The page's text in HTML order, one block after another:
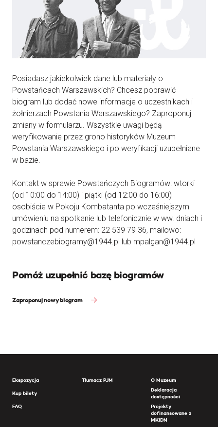
Posiadasz jakiekolwiek dane lub materiały o
Powstańcach Warszawskich? Chcesz poprawić
biogram lub dodać nowe informacje o uczestnikach i
żołnierzach Powstania Warszawskiego? Zaproponuj
zmiany w formularzu. Wszystkie uwagi będą
weryfikowanie przez grono historyków Muzeum
Powstania Warszawskiego i po weryfikacji uzupełniane
w bazie.
Kontakt w sprawie Powstańczych Biogramów: wtorki
(od 10:00 do 14:00) i piątki (od 12:00 do 16:00)
osobiście w Pokoju Kombatanta po wcześniejszym
umówieniu na spotkanie lub telefonicznie w ww. dniach i
godzinach pod numerem: 22 539 79 36, mailowo:
powstanczebiogramy@1944.pl lub mpalgan@1944.pl
Pomóż uzupełnić bazę biogramów
Zaproponuj nowy biogram
Ekspozycja
Kup bilety
FAQ
Tłumacz PJM
O Muzeum
Deklaracja
dostępności
Projekty
dofinansowane z
MKiDN